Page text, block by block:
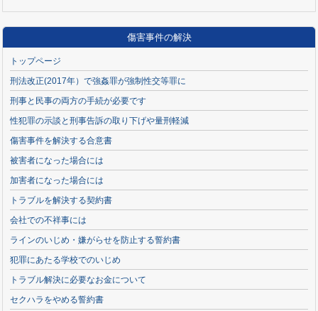
傷害事件の解決
トップページ
刑法改正(2017年）で強姦罪が強制性交等罪に
刑事と民事の両方の手続が必要です
性犯罪の示談と刑事告訴の取り下げや量刑軽減
傷害事件を解決する合意書
被害者になった場合には
加害者になった場合には
トラブルを解決する契約書
会社での不祥事には
ラインのいじめ・嫌がらせを防止する誓約書
犯罪にあたる学校でのいじめ
トラブル解決に必要なお金について
セクハラをやめる誓約書